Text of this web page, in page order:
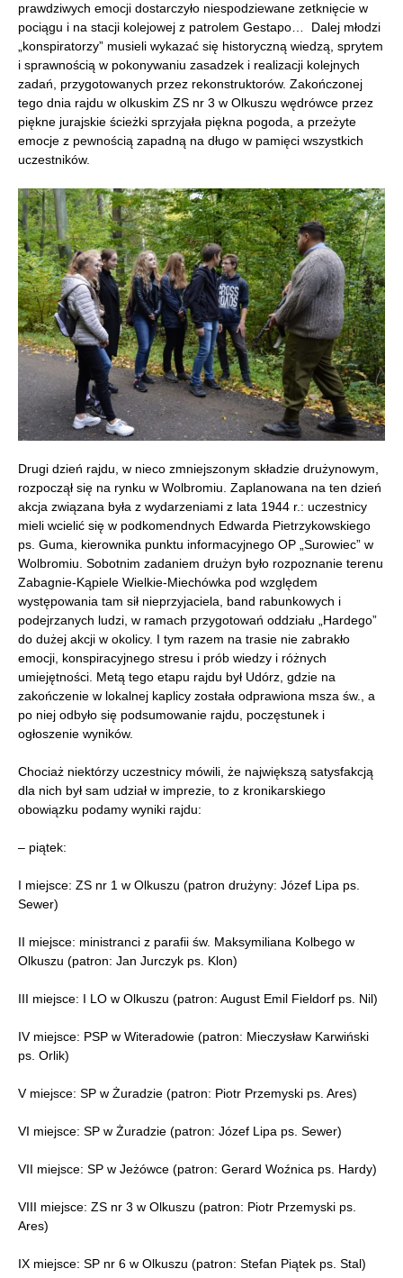
prawdziwych emocji dostarczyło niespodziewane zetknięcie w
pociągu i na stacji kolejowej z patrolem Gestapo… Dalej młodzi
„konspiratorzy” musieli wykazać się historyczną wiedzą, sprytem
i sprawnością w pokonywaniu zasadzek i realizacji kolejnych
zadań, przygotowanych przez rekonstruktorów. Zakończonej
tego dnia rajdu w olkuskim ZS nr 3 w Olkuszu wędrówce przez
piękne jurajskie ścieżki sprzyjała piękna pogoda, a przeżyte
emocje z pewnością zapadną na długo w pamięci wszystkich
uczestników.
Drugi dzień rajdu, w nieco zmniejszonym składzie drużynowym,
rozpoczął się na rynku w Wolbromiu. Zaplanowana na ten dzień
akcja związana była z wydarzeniami z lata 1944 r.: uczestnicy
mieli wcielić się w podkomendnych Edwarda Pietrzykowskiego
ps. Guma, kierownika punktu informacyjnego OP „Surowiec” w
Wolbromiu. Sobotnim zadaniem drużyn było rozpoznanie terenu
Zabagnie-Kąpiele Wielkie-Miechówka pod względem
występowania tam sił nieprzyjaciela, band rabunkowych i
podejrzanych ludzi, w ramach przygotowań oddziału „Hardego”
do dużej akcji w okolicy. I tym razem na trasie nie zabrakło
emocji, konspiracyjnego stresu i prób wiedzy i różnych
umiejętności. Metą tego etapu rajdu był Udórz, gdzie na
zakończenie w lokalnej kaplicy została odprawiona msza św., a
po niej odbyło się podsumowanie rajdu, poczęstunek i
ogłoszenie wyników.
Chociaż niektórzy uczestnicy mówili, że największą satysfakcją
dla nich był sam udział w imprezie, to z kronikarskiego
obowiązku podamy wyniki rajdu:
– piątek:
I miejsce: ZS nr 1 w Olkuszu (patron drużyny: Józef Lipa ps.
Sewer)
II miejsce: ministranci z parafii św. Maksymiliana Kolbego w
Olkuszu (patron: Jan Jurczyk ps. Klon)
III miejsce: I LO w Olkuszu (patron: August Emil Fieldorf ps. Nil)
IV miejsce: PSP w Witeradowie (patron: Mieczysław Karwiński
ps. Orlik)
V miejsce: SP w Żuradzie (patron: Piotr Przemyski ps. Ares)
VI miejsce: SP w Żuradzie (patron: Józef Lipa ps. Sewer)
VII miejsce: SP w Jeżówce (patron: Gerard Woźnica ps. Hardy)
VIII miejsce: ZS nr 3 w Olkuszu (patron: Piotr Przemyski ps.
Ares)
IX miejsce: SP nr 6 w Olkuszu (patron: Stefan Piątek ps. Stal)